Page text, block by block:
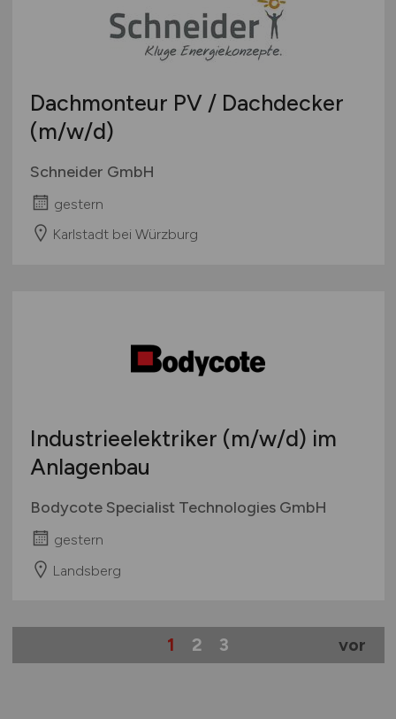
Dachmonteur PV / Dachdecker
(m/w/d)
Schneider GmbH
gestern
Karlstadt bei Würzburg
Industrieelektriker (m/w/d) im
Anlagenbau
Bodycote Specialist Technologies GmbH
gestern
Landsberg
1 2 3 vor